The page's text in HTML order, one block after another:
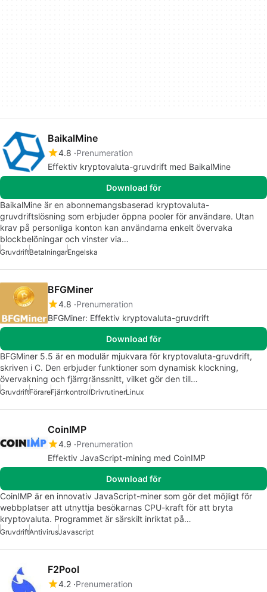
BaikalMine
4.8 Prenumeration
Effektiv kryptovaluta-gruvdrift med BaikalMine
Download för
BaikalMine är en abonnemangsbaserad kryptovaluta-
gruvdriftslösning som erbjuder öppna pooler för användare. Utan
krav på personliga konton kan användarna enkelt övervaka
blockbelöningar och vinster via…
GruvdriftBetalningarEngelska
BFGMiner
4.8 Prenumeration
BFGMiner: Effektiv kryptovaluta-gruvdrift
Download för
BFGMiner 5.5 är en modulär mjukvara för kryptovaluta-gruvdrift,
skriven i C. Den erbjuder funktioner som dynamisk klockning,
övervakning och fjärrgränssnitt, vilket gör den till…
GruvdriftFörareFjärrkontrollDrivrutinerLinux
CoinIMP
4.9 Prenumeration
Effektiv JavaScript-mining med CoinIMP
Download för
CoinIMP är en innovativ JavaScript-miner som gör det möjligt för
webbplatser att utnyttja besökarnas CPU-kraft för att bryta
kryptovaluta. Programmet är särskilt inriktat på…
GruvdriftAntivirusJavascript
F2Pool
4.2 Prenumeration